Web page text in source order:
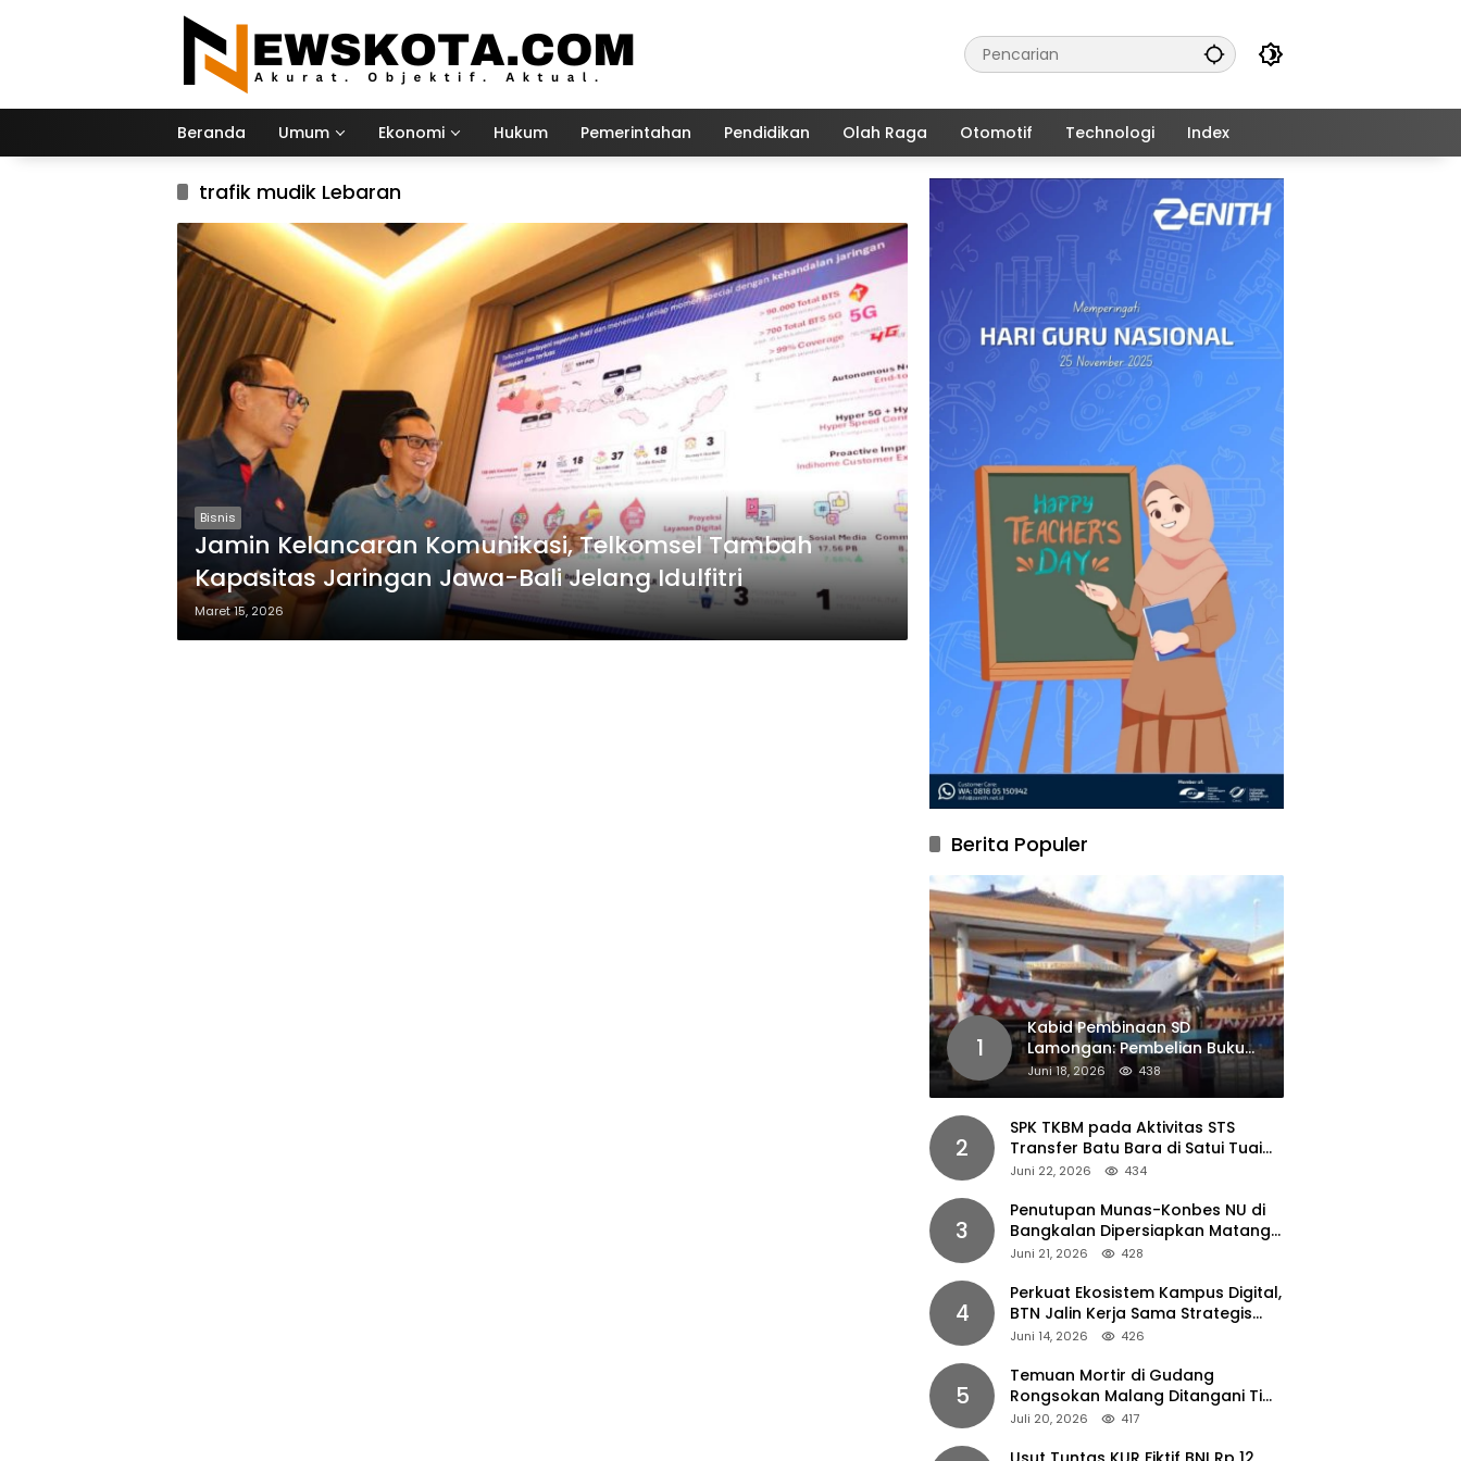
Beranda Umum Ekonomi Hukum Pemerintahan Pendidikan Olah Raga Otomotif Technologi Index
trafik mudik Lebaran
Bisnis
Jamin Kelancaran Komunikasi, Telkomsel Tambah
Kapasitas Jaringan Jawa-Bali Jelang Idulfitri
Maret 15, 2026
Berita Populer
1
Kabid Pembinaan SD
Lamongan: Pembelian Buku
Pendamping Tidak Boleh
Dipaksakan
Juni 18, 2026 438
2
SPK TKBM pada Aktivitas STS
Transfer Batu Bara di Satui Tuai
Sorotan
Juni 22, 2026 434
3
Penutupan Munas-Konbes NU di
Bangkalan Dipersiapkan Matang,
Gus Ipul Turun Tangan
Juni 21, 2026 428
4
Perkuat Ekosistem Kampus Digital,
BTN Jalin Kerja Sama Strategis
dengan UNAIR
Juni 14, 2026 426
5
Temuan Mortir di Gudang
Rongsokan Malang Ditangani Tim
Gegana Polda Jatim
Juli 20, 2026 417